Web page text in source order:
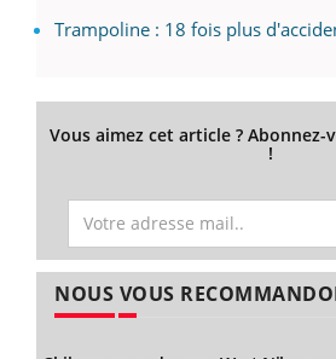
Trampoline : 18 fois plus
Vous aimez cet article ?
!
NOUS VOUS